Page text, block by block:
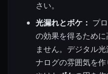
さい。
光漏れとボケ： プ
の効果を得るため
ません。デジタル
ナログの雰囲気を